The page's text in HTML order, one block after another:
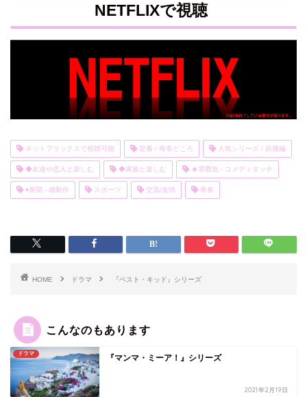
NETFLIXで視聴
ネットフリックスで視聴可能 定番 / 有名どころ 人気シリーズ / 前後編
◆友達や恋人と楽しむ ◆家族と楽しむ ★雰囲気 - コメディタッチ
♦展開 - 感動作 スポーツ 交流/友情 青春
HOME ドラマ 『ベスト・キッド』シリーズ
こんなのもあります
ドラマ 『マンマ・ミーア！』シリーズ
2021年2月19日